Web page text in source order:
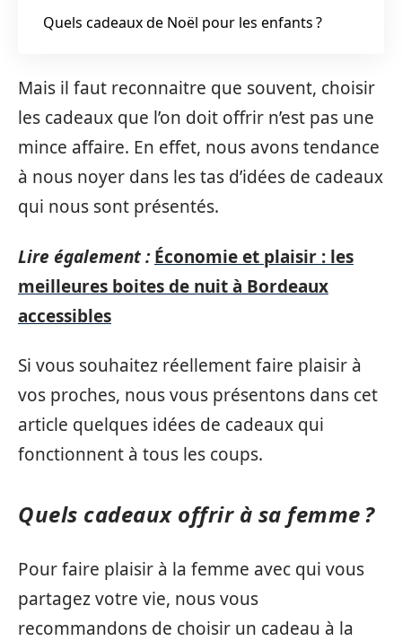
Quels cadeaux de Noël pour les enfants ?
Mais il faut reconnaitre que souvent, choisir
les cadeaux que l’on doit offrir n’est pas une
mince affaire. En effet, nous avons tendance
à nous noyer dans les tas d’idées de cadeaux
qui nous sont présentés.
Lire également : Économie et plaisir : les
meilleures boites de nuit à Bordeaux
accessibles
Si vous souhaitez réellement faire plaisir à
vos proches, nous vous présentons dans cet
article quelques idées de cadeaux qui
fonctionnent à tous les coups.
Quels cadeaux offrir à sa femme ?
Pour faire plaisir à la femme avec qui vous
partagez votre vie, nous vous
recommandons de choisir un cadeau à la